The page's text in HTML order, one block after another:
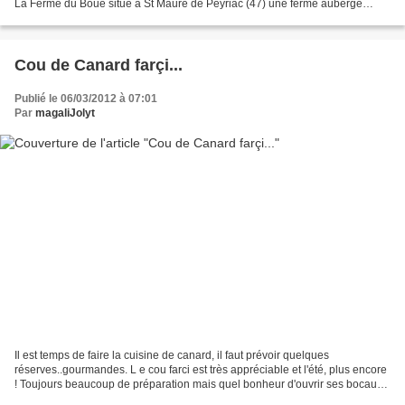
La Ferme du Boué situé à St Maure de Peyriac (47) une ferme auberge
Cou de Canard farçi...
Publié le 06/03/2012 à 07:01
Par magaliJolyt
Il est temps de faire la cuisine de canard, il faut prévoir quelques
réserves..gourmandes. L e cou farci est très appréciable et l'été, plus encore
! Toujours beaucoup de préparation mais quel bonheur d'ouvrir ses bocaux